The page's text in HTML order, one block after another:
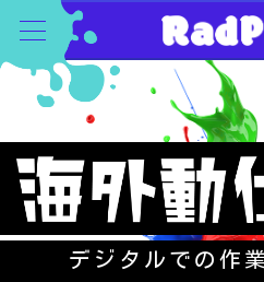
デジタルでの作